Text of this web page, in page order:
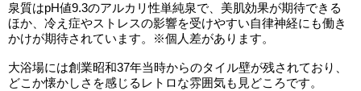
泉質はpH値9.3のアルカリ性単純泉で、美肌効果が期待できる
ほか、冷え症やストレスの影響を受けやすい自律神経にも働き
かけが期待されています。※個人差があります。
大浴場には創業昭和37年当時からのタイル壁が残されており、
どこか懐かしさを感じるレトロな雰囲気も見どころです。